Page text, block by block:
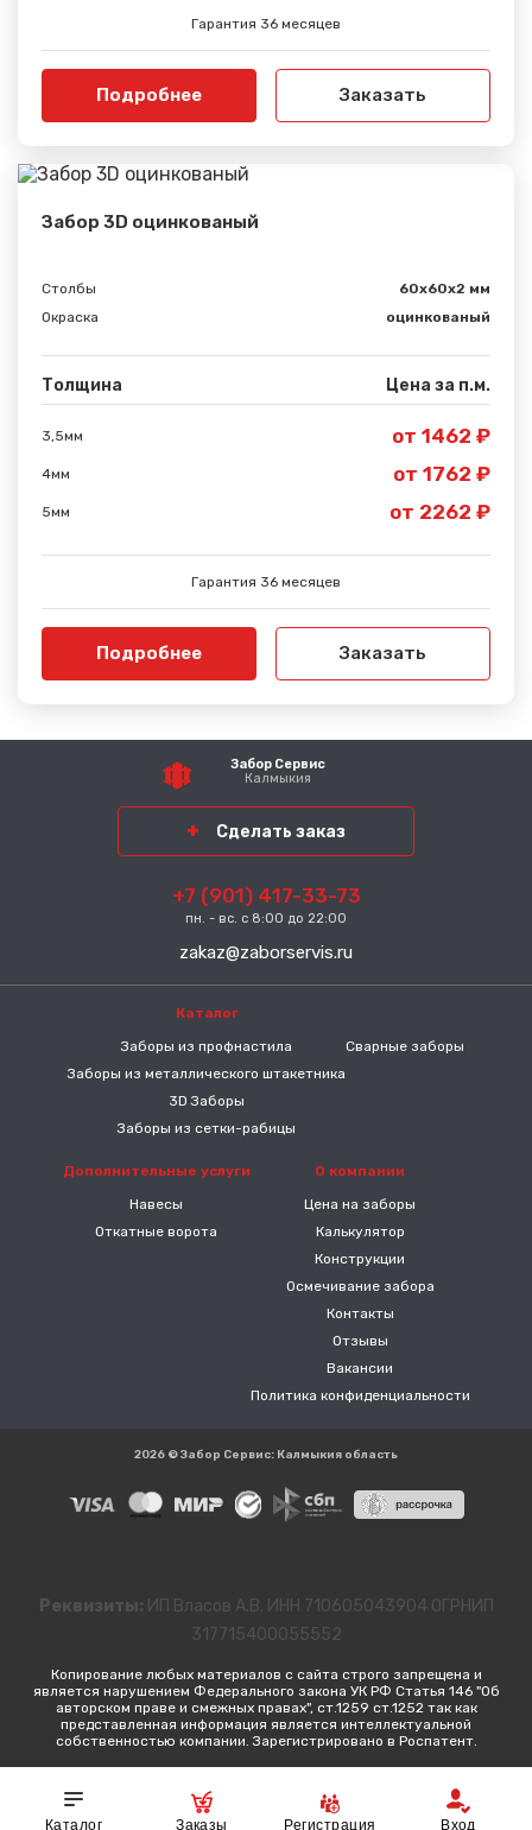
Гарантия 36 месяцев
Подробнее Заказать
Забор 3D оцинкованый
Столбы
60х60х2 мм
Окраска
оцинкованый
Толщина Цена за п.м.
3,5мм от 1462 ₽
4мм от 1762 ₽
5мм от 2262 ₽
Гарантия 36 месяцев
Подробнее Заказать
Забор Сервис
Калмыкия
Сделать заказ
+7 (901) 417-33-73
пн. - вс. с 8:00 до 22:00
zakaz@zaborservis.ru
Каталог
Заборы из профнастила
Заборы из металлического штакетника
3D Заборы
Заборы из сетки-рабицы
Сварные заборы
Дополнительные услуги
Навесы
Откатные ворота
О компании
Цена на заборы
Калькулятор
Конструкции
Осмечивание забора
Контакты
Отзывы
Вакансии
Политика конфиденциальности
2026 © Забор Сервис: Калмыкия область
Реквизиты: ИП Власов А.В. ИНН 710605043904 ОГРНИП
317715400055552
Копирование любых материалов с сайта строго запрещена и
является нарушением Федерального закона УК РФ Статья 146 "Об
авторском праве и смежных правах", ст.1259 ст.1252 так как
представленная информация является интеллектуальной
собственностью компании. Зарегистрировано в Роспатент.
Каталог Заказы Регистрация Вход